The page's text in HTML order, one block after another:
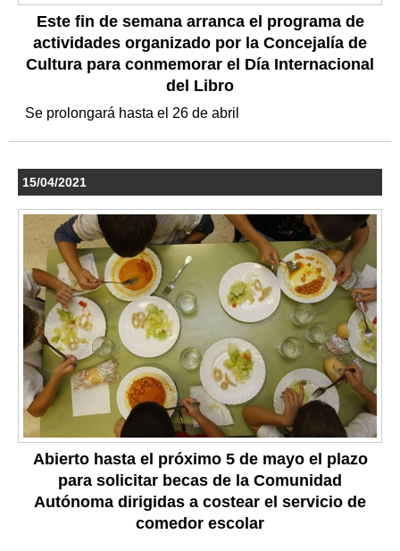
Este fin de semana arranca el programa de
actividades organizado por la Concejalía de
Cultura para conmemorar el Día Internacional
del Libro
Se prolongará hasta el 26 de abril
15/04/2021
Abierto hasta el próximo 5 de mayo el plazo
para solicitar becas de la Comunidad
Autónoma dirigidas a costear el servicio de
comedor escolar